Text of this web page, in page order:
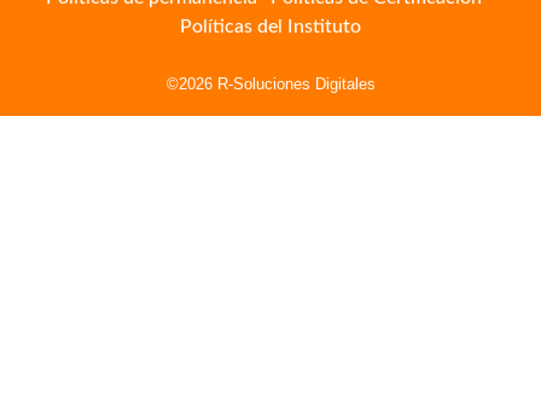
Políticas del Instituto
©2026 R-Soluciones Digitales